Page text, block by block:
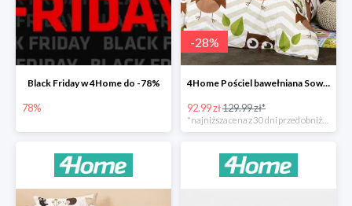
Black Friday w 4Home do -78%
78%
-28%
4Home Pościel bawełniana Sowy -28%
92.99 zł129.99 zł*